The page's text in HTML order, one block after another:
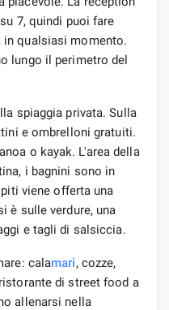
7, quindi puoi fare
qualsiasi momento.
lungo il perimetro del
spiaggia privata. Sulla
e ombrelloni gratuiti.
o kayak. L'area della
i bagnini sono in
viene offerta una
è sulle verdure, una
e tagli di salsiccia.
calamari, cozze,
di street food a
allenarsi nella